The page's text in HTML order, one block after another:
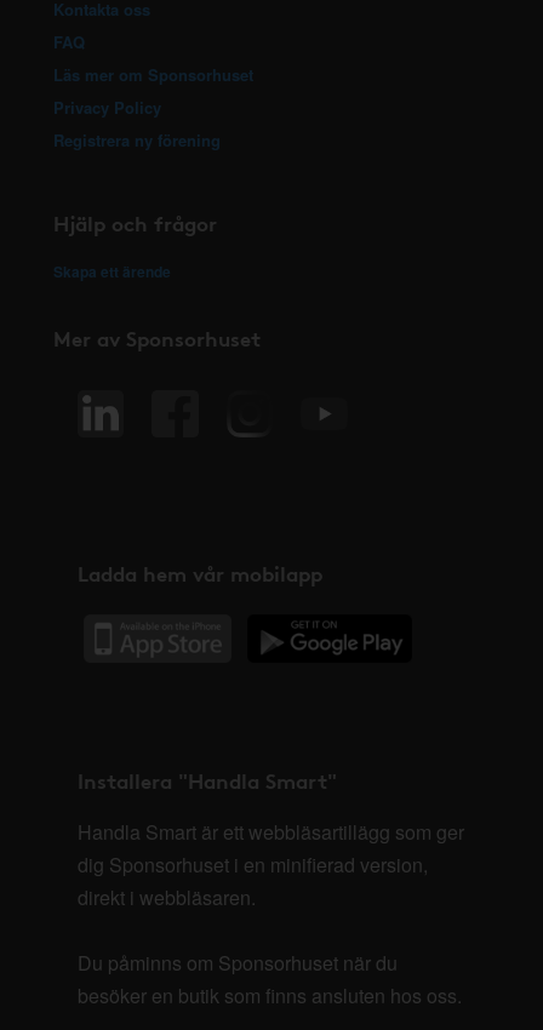
Kontakta oss
FAQ
Läs mer om Sponsorhuset
Privacy Policy
Registrera ny förening
Hjälp och frågor
Skapa ett ärende
Mer av Sponsorhuset
Ladda hem vår mobilapp
Installera "Handla Smart"
Handla Smart är ett webbläsartillägg som ger
dig Sponsorhuset i en minifierad version,
direkt i webbläsaren.
Du påminns om Sponsorhuset när du
besöker en butik som finns ansluten hos oss.